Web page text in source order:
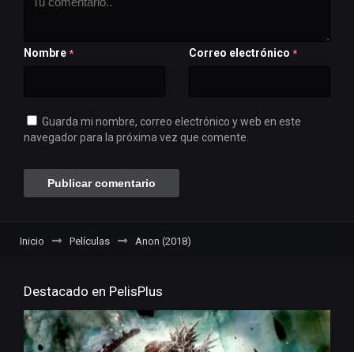
Nombre * Correo electrónico *
Guarda mi nombre, correo electrónico y web en este
navegador para la próxima vez que comente.
Inicio Películas Anon (2018)
Destacado en PelisPlus